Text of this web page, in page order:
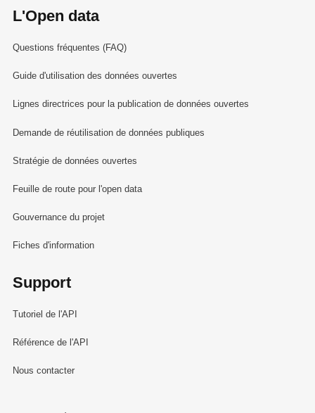
L'Open data
Questions fréquentes (FAQ)
Guide d'utilisation des données ouvertes
Lignes directrices pour la publication de données ouvertes
Demande de réutilisation de données publiques
Stratégie de données ouvertes
Feuille de route pour l'open data
Gouvernance du projet
Fiches d'information
Support
Tutoriel de l'API
Référence de l'API
Nous contacter